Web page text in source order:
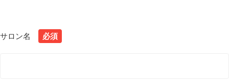
サロン名 必須